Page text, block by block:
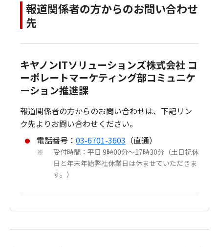
報道関係者の方からのお問い合わせ
先
キヤノンITソリューションズ株式会社 コ
ーポレートマーケティング部コミュニケ
ーション推進課
報道関係者の方からのお問い合わせは、下記リン
ク先よりお問い合わせください。
電話番号： 03-6701-3603 （直通）
※
受付時間：平日 9時00分～17時30分（土日祝休
日と年末年始弊社休業日は休ませていただきま
す。）